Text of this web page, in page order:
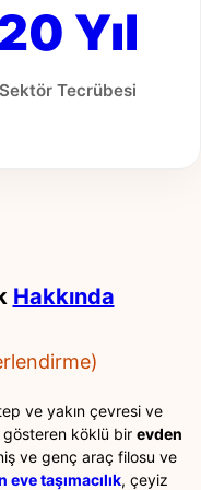
Yıl
Sektör Tecrübesi
Hakkında
ve yakın çevresi ve
köklü bir evden
ve genç araç filosu ve
taşımacılık, çeyiz